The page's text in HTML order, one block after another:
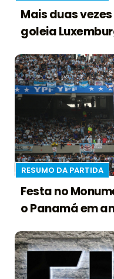
Mais duas
goleia
RESUMO DA PARTIDA
Festa no
o Panamá em